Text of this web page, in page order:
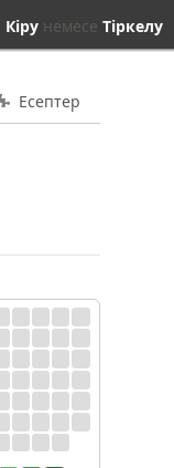
Кіру немесе Тіркелу
Есептер